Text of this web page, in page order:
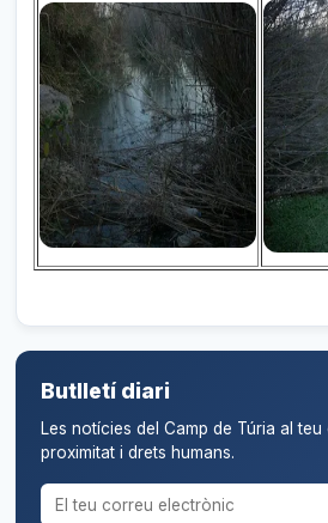
Butlletí diari
Les notícies del Camp de Túria al teu
proximitat i drets humans.
Correu electrònic per al butlletí